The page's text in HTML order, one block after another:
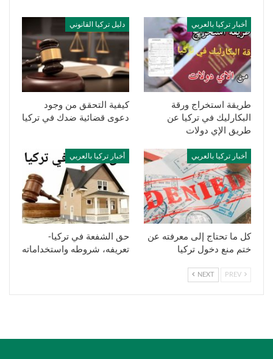
أخبار تركيا بالعربي
طريقة استخراج ورقة
البكارليك في تركيا عن
طريق الإي دولات
دليل تركيا القانوني
كيفية التحقق من وجود
دعوى قضائية ضدك في تركيا
أخبار تركيا بالعربي
كل ما تحتاج إلى معرفته عن
ختم منع دخول تركيا
أخبار تركيا بالعربي
حق الشفعة في تركيا-
تعريفه، شروطه واستخداماته
NEXT